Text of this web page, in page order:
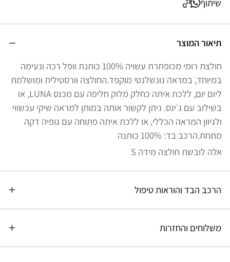
שיתוף
תיאור המוצר
חולצת רומי מכופתרת עשויה 100% כותנת וופל רכה ונעימה
במיוחד, במראה נונשלנטי מוקפד.החולצה וורסטילית ומושלמת
ליום יום, ללכת איתה כחלק מלוק חליפה עם מכנס LUNA, או
בשילוב עם ג׳ינס. ניתן לקשור אותה במותן למראה שיקי עכשווי
ולגיוון המראה הכללי, או ללכת איתה פתוחה עם גופיה דקה
מתחת.הרכב בד: 100% כותנה
אלה לובשת חולצה מידה S
הרכב הבד והוראות טיפול
משלוחים והחזרות